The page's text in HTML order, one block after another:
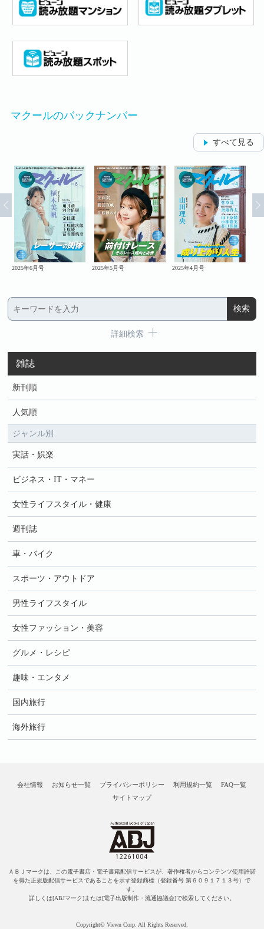
マクールのバックナンバー
すべて見る
2025年6月号 2025年5月号 2025年4月号
詳細検索
雑誌
新刊順
人気順
ジャンル別
実話・娯楽
ビジネス・IT・マネー
女性ライフスタイル・健康
週刊誌
車・バイク
スポーツ・アウトドア
男性ライフスタイル
女性ファッション・美容
グルメ・レシピ
趣味・エンタメ
国内旅行
海外旅行
会社情報 お知らせ一覧 プライバシーポリシー 利用規約一覧
FAQ一覧
サイトマップ
ＡＢＪマークは、この電子書店・電子書籍配信サービスが、著作権者からコンテンツ使用許諾
を得た正規版配信サービスであることを示す登録商標（登録番号 第６０９１７１３号）で
す。
詳しくは[ABJマーク]または[電子出版制作・流通協議会]で検索してください。
Copyright© Viewn Corp. All Rights Reserved.